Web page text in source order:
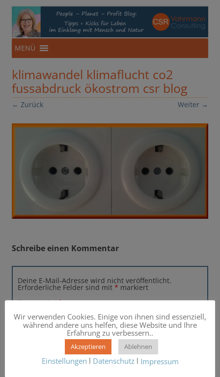
CSR-Beratung aus NRW
Für eine Ökonomie im Einklang mit Mensch und Natur
Zum
MENÜ
klimawandel klimaflucht co2
fussabdruck ökostrom csr blog
← Zurück Weiter →
Schreibe einen Kommentar
Deine E-Mail-Adresse wird nicht veröffentlicht.
Erforderliche Felder sind mit * markiert
Kommentar*
Wir verwenden Cookies. Einige von ihnen sind essenziell,
während andere uns helfen, diese Website und Ihre
Erfahrung zu verbessern..
Akzeptieren Ablehnen
Einstellungen l Datenschutzl Impressum